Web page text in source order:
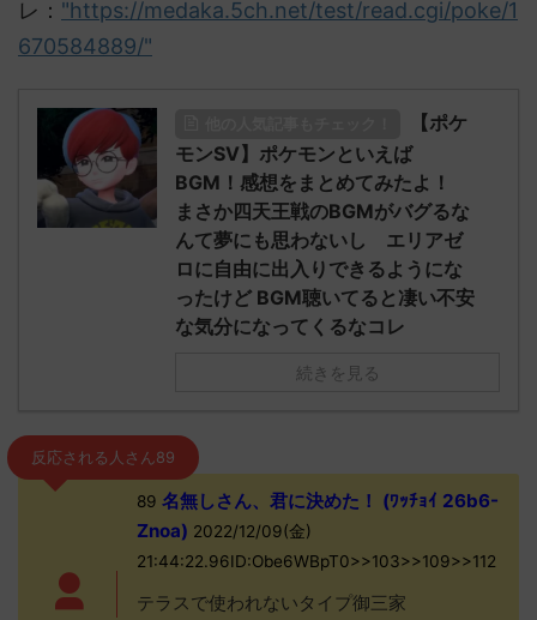
レ： "https://medaka.5ch.net/test/read.cgi/poke/1
670584889/"
【ポケ
モンSV】ポケモンといえば
BGM！感想をまとめてみたよ！
まさか四天王戦のBGMがバグるな
んて夢にも思わないし エリアゼ
ロに自由に出入りできるようにな
ったけど BGM聴いてると凄い不安
な気分になってくるなコレ
続きを見る
反応される人さん89
89 名無しさん、君に決めた！ (ﾜｯﾁｮｲ 26b6-
Znoa) 2022/12/09(金)
21:44:22.96ID:Obe6WBpT0>>103>>109>>112
テラスで使われないタイプ御三家